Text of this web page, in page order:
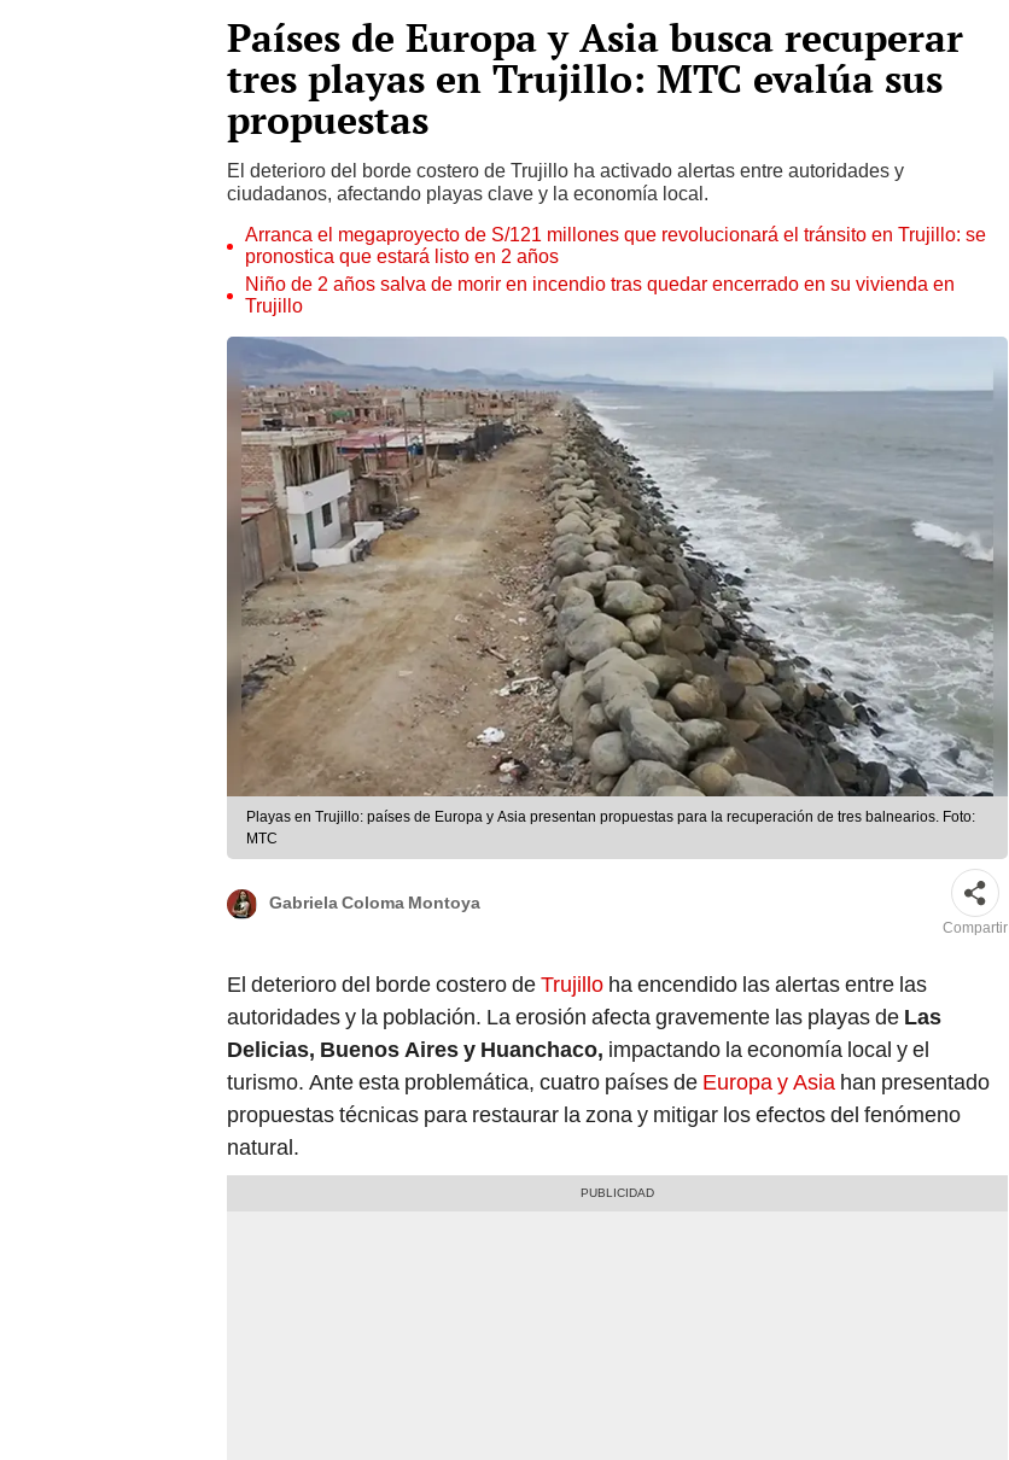
Países de Europa y Asia busca recuperar
tres playas en Trujillo: MTC evalúa sus
propuestas
El deterioro del borde costero de Trujillo ha activado alertas entre autoridades y
ciudadanos, afectando playas clave y la economía local.
Arranca el megaproyecto de S/121 millones que revolucionará el tránsito en Trujillo: se
pronostica que estará listo en 2 años
Niño de 2 años salva de morir en incendio tras quedar encerrado en su vivienda en
Trujillo
Playas en Trujillo: países de Europa y Asia presentan propuestas para la recuperación de tres balnearios. Foto:
MTC
Gabriela Coloma Montoya
Compartir
El deterioro del borde costero deTrujillo ha encendido las alertas entre las
autoridades y la población. La erosión afecta gravemente las playas de Las
Delicias, Buenos Aires y Huanchaco, impactando la economía local y el
turismo. Ante esta problemática, cuatro países de Europa y Asia han presentado
propuestas técnicas para restaurar la zona y mitigar los efectos del fenómeno
natural.